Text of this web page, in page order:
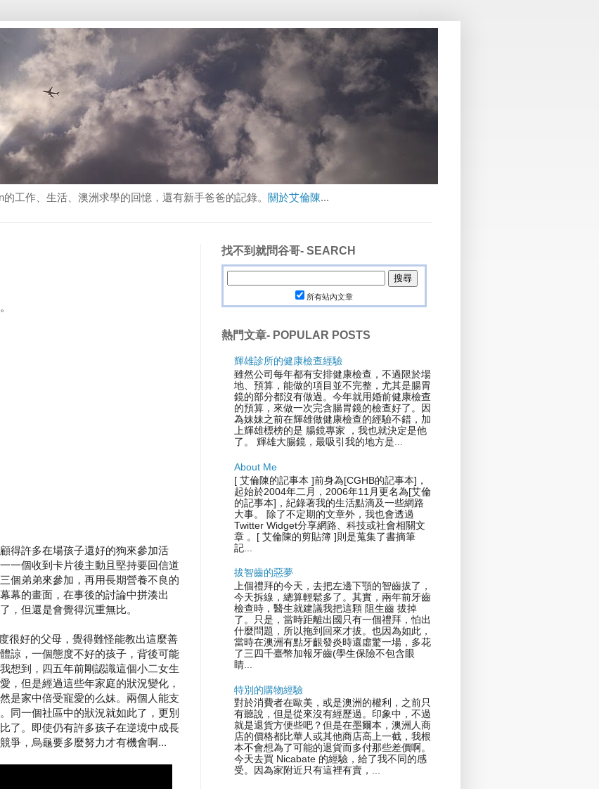
的工作、生活、澳洲求學的回憶，還有新手爸爸的記錄。 關於艾倫陳...
得許多在場孩子還好的狗來參加活
一個收到卡片後主動且堅持要回信道
個弟弟來參加，再用長期營養不良的
幕的畫面，在事後的討論中拼湊出
，但還是會覺得沉重無比。
很好的父母，覺得難怪能教出這麼善
諒，一個態度不好的孩子，背後可能
想到，四五年前剛認識這個小二女生
，但是經過這些年家庭的狀況變化，
是家中倍受寵愛的么妹。兩個人能支
同一個社區中的狀況就如此了，更別
了。即使仍有許多孩子在逆境中成長
爭，烏龜要多麼努力才有機會啊...
找不到就問谷哥- SEARCH
所有站內文章
熱門文章- POPULAR POSTS
輝雄診所的健康檢查經驗
雖然公司每年都有安排健康檢查，不過限於場
地、預算，能做的項目並不完整，尤其是腸胃
鏡的部分都沒有做過。今年就用婚前健康檢查
的預算，來做一次完含腸胃鏡的檢查好了。因
為妹妹之前在輝雄做健康檢查的經驗不錯，加
上輝雄標榜的是 腸鏡專家 ，我也就決定是他
了。 輝雄大腸鏡，最吸引我的地方是...
About Me
[ 艾倫陳的記事本 ]前身為[CGHB的記事本]，
起始於2004年二月，2006年11月更名為[艾倫
的記事本]，紀錄著我的生活點滴及一些網路
大事。 除了不定期的文章外，我也會透過
Twitter Widget分享網路、科技或社會相關文
章 。[ 艾倫陳的剪貼簿 ]則是蒐集了書摘筆
記...
拔智齒的惡夢
上個禮拜的今天，去把左邊下顎的智齒拔了，
今天拆線，總算輕鬆多了。其實，兩年前牙齒
檢查時，醫生就建議我把這顆 阻生齒 拔掉
了。只是，當時距離出國只有一個禮拜，怕出
什麼問題，所以拖到回來才拔。也因為如此，
當時在澳洲有點牙齦發炎時還虛驚一場，多花
了三四千臺幣加報牙齒(學生保險不包含眼
睛...
特別的購物經驗
對於消費者在歐美，或是澳洲的權利，之前只
有聽說，但是從來沒有經歷過。印象中，不過
就是退貨方便些吧？但是在墨爾本，澳洲人商
店的價格都比華人或其他商店高上一截，我根
本不會想為了可能的退貨而多付那些差價啊。
今天去買 Nicabate 的經驗，給了我不同的感
受。因為家附近只有這裡有賣，...